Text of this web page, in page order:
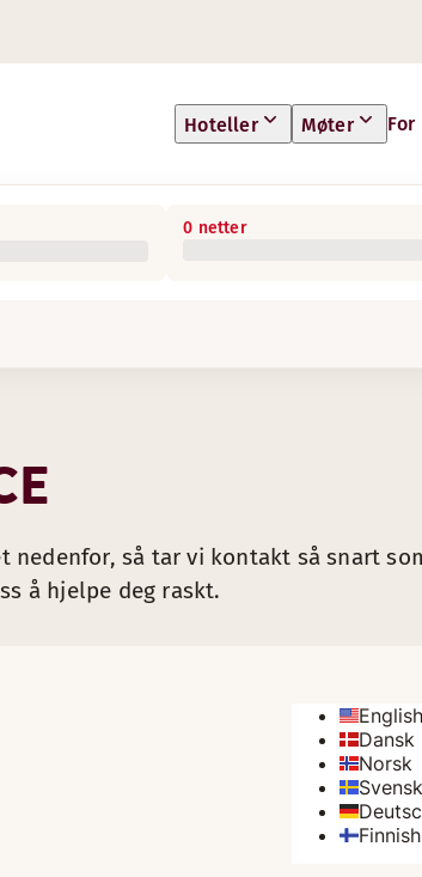
Hoteller Møter
0 netter
nedenfor, så tar vi kontakt så snart
å hjelpe deg raskt.